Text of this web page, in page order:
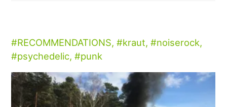
RECOMMENDATIONS, kraut, noiserock,
psychedelic, punk